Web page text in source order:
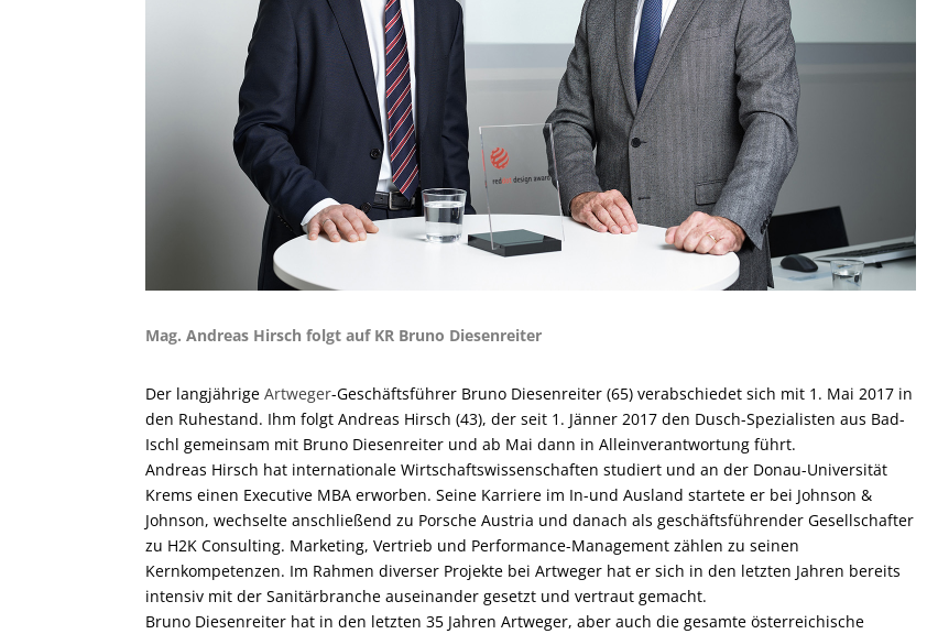
Mag. Andreas Hirsch folgt auf KR Bruno Diesenreiter
Der langjährige Artweger-Geschäftsführer Bruno Diesenreiter (65) verabschiedet sich mit 1. Mai 2017 in
den Ruhestand. Ihm folgt Andreas Hirsch (43), der seit 1. Jänner 2017 den Dusch-Spezialisten aus Bad-
Ischl gemeinsam mit Bruno Diesenreiter und ab Mai dann in Alleinverantwortung führt.
Andreas Hirsch hat internationale Wirtschaftswissenschaften studiert und an der Donau-Universität
Krems einen Executive MBA erworben. Seine Karriere im In-und Ausland startete er bei Johnson &
Johnson, wechselte anschließend zu Porsche Austria und danach als geschäftsführender Gesellschafter
zu H2K Consulting. Marketing, Vertrieb und Performance-Management zählen zu seinen
Kernkompetenzen. Im Rahmen diverser Projekte bei Artweger hat er sich in den letzten Jahren bereits
intensiv mit der Sanitärbranche auseinander gesetzt und vertraut gemacht.
Bruno Diesenreiter hat in den letzten 35 Jahren Artweger, aber auch die gesamte österreichische